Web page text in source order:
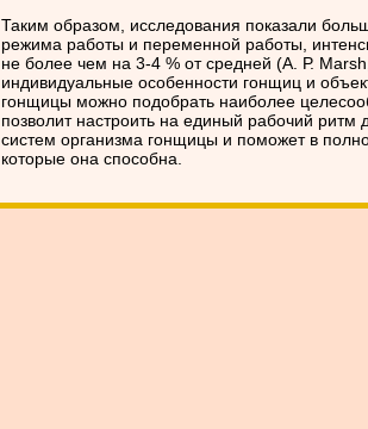
Таким образом, исследования показали
режима работы и переменной работы,
не более чем на 3-4 % от средней (А. Р.
индивидуальные особенности гонщиц и
гонщицы можно подобрать наиболее
позволит настроить на единый рабочий ритм
систем организма гонщицы и поможет в
которые она способна.